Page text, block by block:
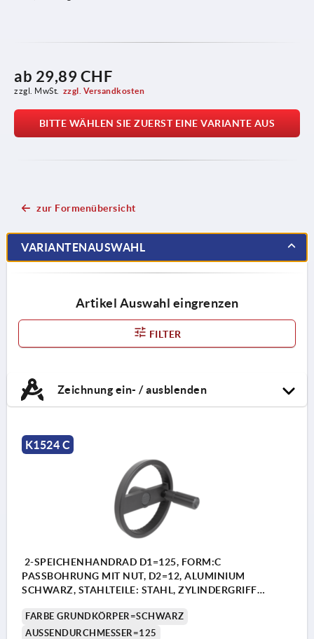
ab 29,89 CHF
zzgl. MwSt. zzgl. Versandkosten
BITTE WÄHLEN SIE ZUERST EINE VARIANTE AUS
zur Formenübersicht
VARIANTENAUSWAHL
Artikel Auswahl eingrenzen
FILTER
Zeichnung ein- / ausblenden
K1524 C
2-SPEICHENHANDRAD D1=125, FORM:C
PASSBOHRUNG MIT NUT, D2=12, ALUMINIUM
SCHWARZ, STAHLTEILE: STAHL, ZYLINDERGRIFF
FARBE GRUNDKÖRPER=SCHWARZ
AUSSENDURCHMESSER=125